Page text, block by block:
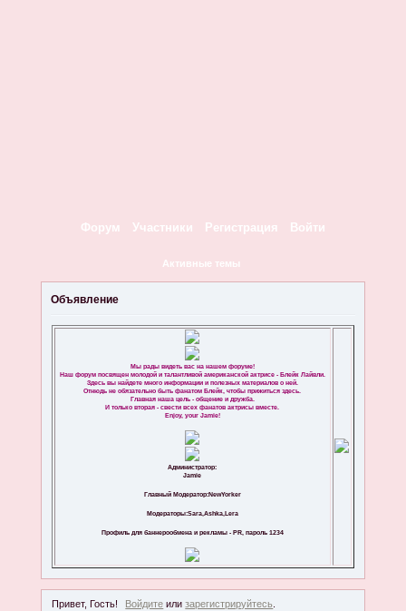
Форум Участники Регистрация Войти
Активные темы
Объявление
Мы рады видеть вас на нашем форуме!
Наш форум посвящен молодой и талантливой американской актрисе - Блейк Лайвли.
Здесь вы найдете много информации и полезных материалов о ней.
Отнюдь не обязательно быть фанатом Блейк, чтобы прижиться здесь.
Главная наша цель - общение и дружба.
И только вторая - свести всех фанатов актрисы вместе.
Enjoy, your Jamie!
Администратор:
Jamie
Главный Модератор:NewYorker
Модераторы:Sara,Ashka,Lera
Профиль для баннерообмена и рекламы - PR, пароль 1234
Привет, Гость! Войдите илизарегистрируйтесь